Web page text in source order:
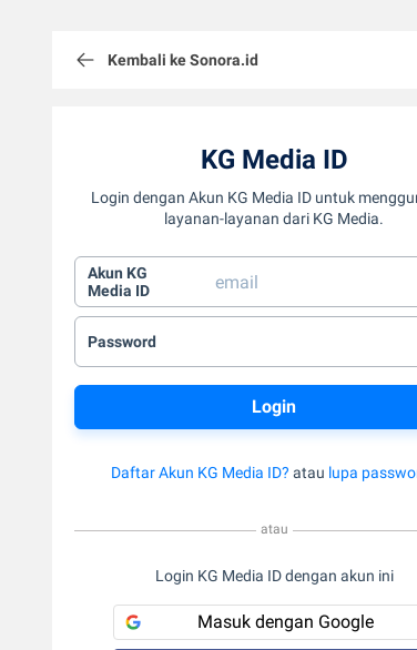
Kembali ke Sonora.id
KG Media ID
Login dengan Akun KG Media ID untuk
layanan-layanan dari KG Media.
Akun KG
Media ID
Password
Daftar Akun KG Media ID? atau lupa
atau
Login KG Media ID dengan akun ini
Masuk dengan Google